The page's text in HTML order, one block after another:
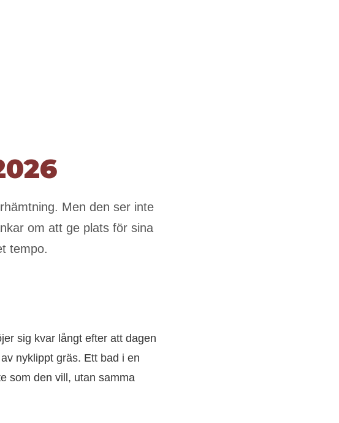
Men den ser inte
om att ge plats för sina
tempo.
sig kvar långt efter att dagen
nyklippt gräs. Ett bad i en
som den vill, utan samma